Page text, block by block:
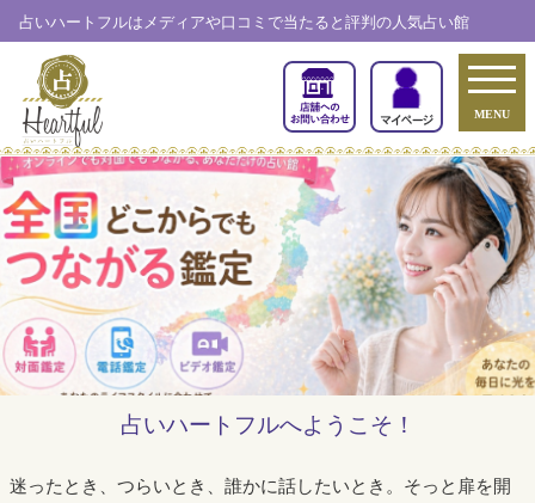
占いハートフルはメディアや口コミで当たると評判の人気占い館
MENU
占いハートフルへようこそ！
迷ったとき、つらいとき、誰かに話したいとき。そっと扉を開